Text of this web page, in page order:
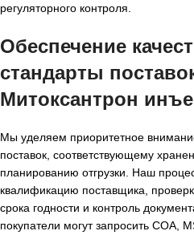
регуляторного контроля.
Обеспечение
стандарты
Митоксантрон
Мы уделяем приоритетное
поставок, соответствующему
планированию отгрузки. Наш
квалификацию поставщика,
срока годности и контроль
покупатели могут запросить COA,